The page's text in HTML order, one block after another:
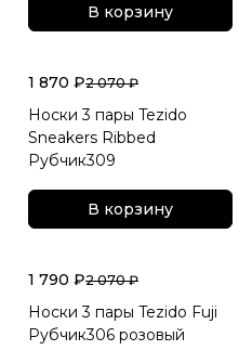
В корзину
1 870 ₽2 070 ₽
Носки 3 пары Tezido
Sneakers Ribbed
Рубчик309
В корзину
1 790 ₽2 070 ₽
Носки 3 пары Tezido Fuji
Рубчик306 розовый